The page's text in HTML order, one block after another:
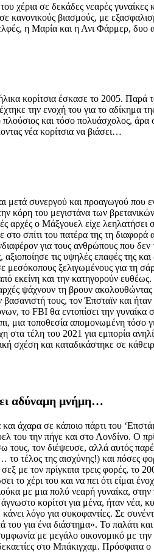
χέρια σε δεκάδες νεαρές
κανονικούς βιασμούς, με
η Μαρία και η Ανι Φάρμερ, δυο
κορίτσια έσκασε το 2005.
την ενοχή του για το αδίκημα
και τόσο πολυάσχολος,
νέα κορίτσια να βιάσει…
συνεργού και προαγωγού που
κόρη του μεγιστάνα των
αρχές ο Μάξγουελ είχε
σπίτι του πατέρα της τη
για τους ανθρώπους που
τις υψηλές επαφές της
ξελιγωμένους για τη
εκείνη και την κατηγορούν
ψάχνουν τη βρουν
τους, τον Έπσταϊν και
το FBI θα εντοπίσει την
τοποθεσία απομονωμένη τόσο
τέλη του 2021 για εμπορία
σχέση και καταδικάστηκε σε
αδύναμη μνήμη…
άχαρα σε κάποιο πάρτι του
του την πήγε και στο Λονδίνο. Ο
τους, τον διέψευσε, αλλά αυτός
το τέλος της αισχύνης!) και
με τον πρίγκιπα τρεις φορές, το
το χέρι του και να πει ότι είμαι
με μια πολύ νεαρή γυναίκα,
κορίτσι για μένα, ήταν
λόγο για συκοφαντίες. Σε
του για ένα διάστημα». Το
με μεγάλο οικονομικό με
στο Μπάκιγχαμ.